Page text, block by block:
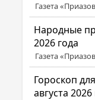
Газета
Народные
2026 года
Газета
Гороскоп
августа 2026